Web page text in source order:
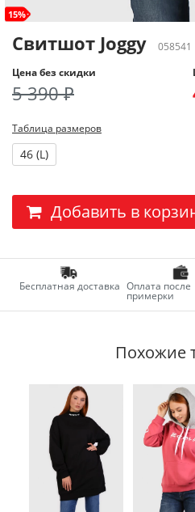
15%
Свитшот Joggy
058541
Цена без скидки
5 390 ₽
Таблица размеров
46 (L)
Добавить в
Бесплатная доставка Оплата после
примерки
Похожие